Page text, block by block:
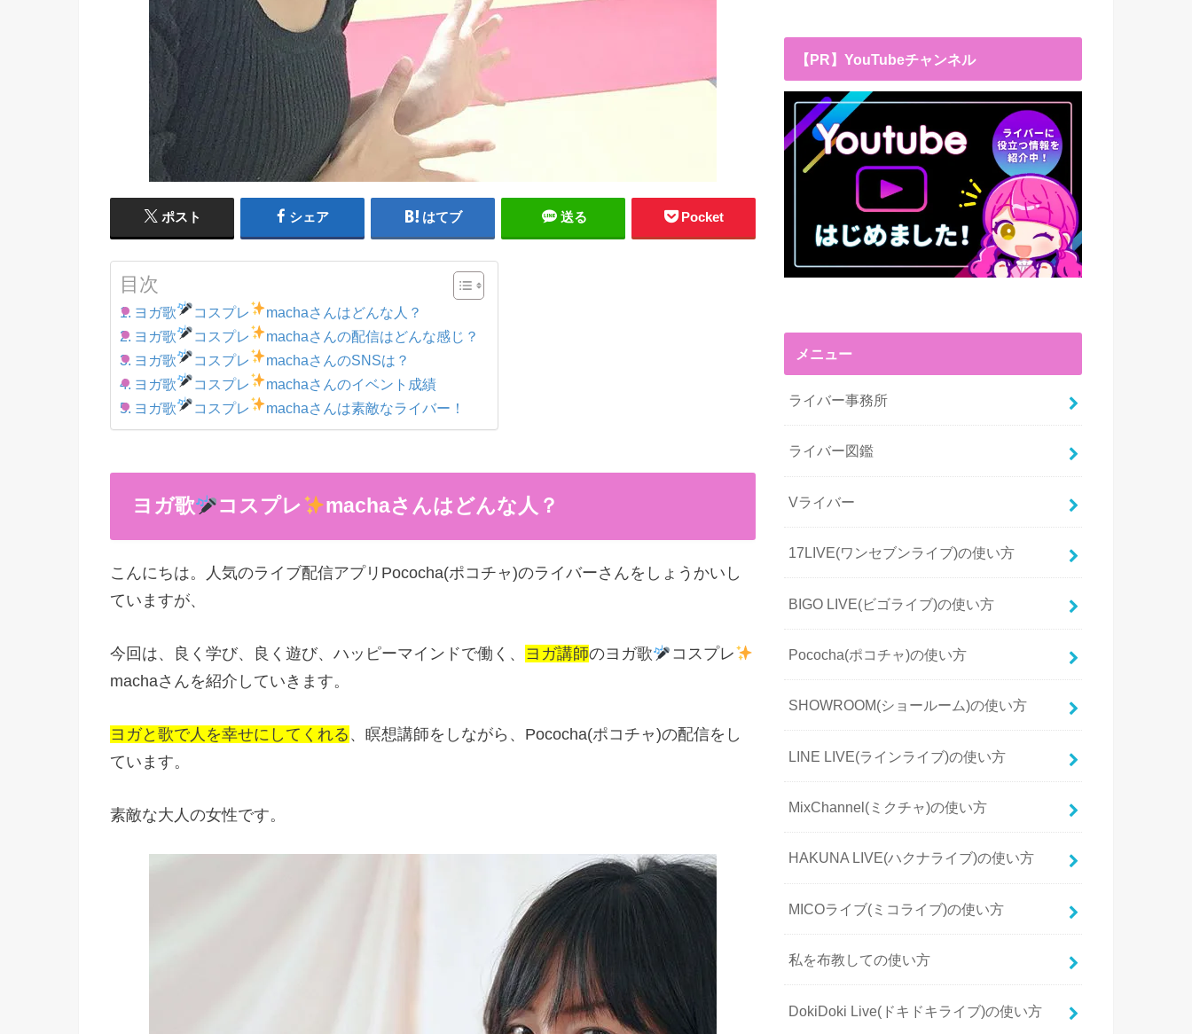
ポスト シェア はてブ 送る Pocket
目次
ヨガ歌 コスプレ
machaさんはどんな人？
ヨガ歌
コスプレ
machaさんの配信はどんな感じ？
ヨガ歌
コスプレ
machaさんのSNSは？
ヨガ歌
コスプレ
machaさんのイベント成績
ヨガ歌
コスプレ machaさんは素敵なライバー！
ヨガ歌 コスプレ machaさんはどんな人？
こんにちは。人気のライブ配信アプリPococha(ポコチャ)のライバーさんをしょうかいし
ていますが、
今回は、良く学び、良く遊び、ハッピーマインドで働く、 ヨガ講師のヨガ歌
コスプレ
machaさんを紹介していきます。
ヨガと歌で人を幸せにしてくれる 、瞑想講師をしながら、Pococha(ポコチャ)の配信をし
ています。
素敵な大人の女性です。
【PR】YouTubeチャンネル
メニュー
ライバー事務所
ライバー図鑑
Vライバー
17LIVE(ワンセブンライブ)の使い方
BIGO LIVE(ビゴライブ)の使い方
Pococha(ポコチャ)の使い方
SHOWROOM(ショールーム)の使い方
LINE LIVE(ラインライブ)の使い方
MixChannel(ミクチャ)の使い方
HAKUNA LIVE(ハクナライブ)の使い方
MICOライブ(ミコライブ)の使い方
私を布教しての使い方
DokiDoki Live(ドキドキライブ)の使い方